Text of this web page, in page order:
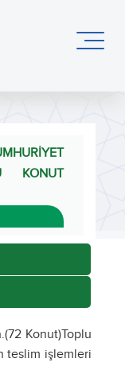
KONUT
Konut)Toplu
teslim işlemleri